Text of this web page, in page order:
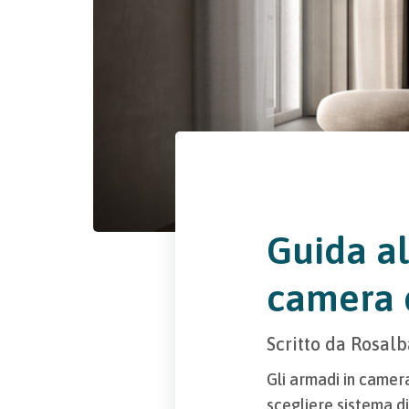
Guida
camera
Scritto da
Gli armadi in
scegliere sistema